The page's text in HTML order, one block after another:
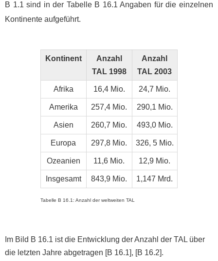
B 1.1 sind in der Tabelle B 16.1 Angaben für die einzelnen
Kontinente aufgeführt.
Kontinent
Anzahl
TAL 1998
Anzahl
TAL 2003
Afrika 16,4 Mio. 24,7 Mio.
Amerika 257,4 Mio. 290,1 Mio.
Asien 260,7 Mio. 493,0 Mio.
Europa 297,8 Mio. 326, 5 Mio.
Ozeanien 11,6 Mio. 12,9 Mio.
Insgesamt 843,9 Mio. 1,147 Mrd.
Tabelle B 16.1: Anzahl der weltweiten TAL
Im Bild B 16.1 ist die Entwicklung der Anzahl der TAL über
die letzten Jahre abgetragen [B 16.1], [B 16.2].